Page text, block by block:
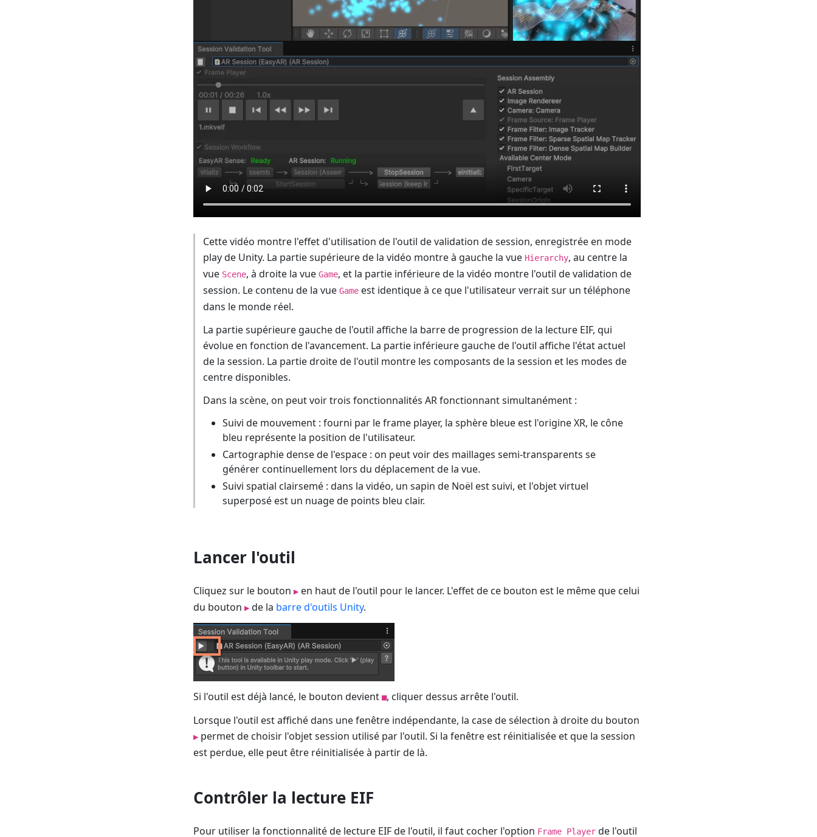
Cette vidéo montre l'effet d'utilisation de l'outil de validation de session, enregistrée en mode
play de Unity. La partie supérieure de la vidéo montre à gauche la vue Hierarchy, au centre la
vue Scene, à droite la vue Game, et la partie inférieure de la vidéo montre l'outil de validation de
session. Le contenu de la vue Gameest identique à ce que l'utilisateur verrait sur un téléphone
dans le monde réel.
La partie supérieure gauche de l'outil affiche la barre de progression de la lecture EIF, qui
évolue en fonction de l'avancement. La partie inférieure gauche de l'outil affiche l'état actuel
de la session. La partie droite de l'outil montre les composants de la session et les modes de
centre disponibles.
Dans la scène, on peut voir trois fonctionnalités AR fonctionnant simultanément :
Suivi de mouvement : fourni par le frame player, la sphère bleue est l'origine XR, le cône
bleu représente la position de l'utilisateur.
Cartographie dense de l'espace : on peut voir des maillages semi-transparents se
générer continuellement lors du déplacement de la vue.
Suivi spatial clairsemé : dans la vidéo, un sapin de Noël est suivi, et l'objet virtuel
superposé est un nuage de points bleu clair.
Lancer l'outil
Cliquez sur le bouton ▶en haut de l'outil pour le lancer. L'effet de ce bouton est le même que celui
du bouton ▶de la barre d'outils Unity.
Si l'outil est déjà lancé, le bouton devient ■, cliquer dessus arrête l'outil.
Lorsque l'outil est affiché dans une fenêtre indépendante, la case de sélection à droite du bouton
▶permet de choisir l'objet session utilisé par l'outil. Si la fenêtre est réinitialisée et que la session
est perdue, elle peut être réinitialisée à partir de là.
Contrôler la lecture EIF
Pour utiliser la fonctionnalité de lecture EIF de l'outil, il faut cocher l'option Frame Playerde l'outil